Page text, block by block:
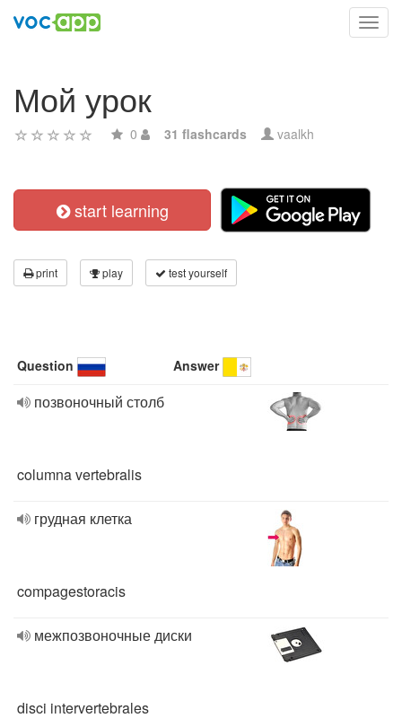
Мой урок
0 31 flashcards vaalkh
start learning
print play test yourself
Question Answer
позвоночный столб
columna vertebralis
грудная клетка
compagestoracis
межпозвоночные диски
disci intervertebrales